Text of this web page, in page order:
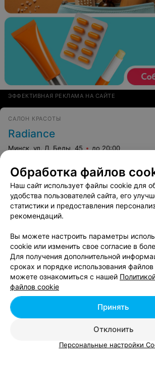
ЭФФЕКТИВНАЯ РЕКЛАМА НА САЙТЕ
САЛОН КРАСОТЫ
Radiance
Минск, ул. Л. Беды, 45 до 20:00
Студия Алеси Зеневич
Холодное восстановление
Цена по запросу
Смотрите также
Обработка файлов
Наш сайт использует файлы cookie для
удобства пользователей сайта, его
статистики и предоставления
рекомендаций.
Вы можете настроить параметры
cookie или изменить свое согласие в
Для получения дополнительной
сроках и порядке использования
можете ознакомиться с нашей
файлов cookie
Отклонить
Принять
Персональные настройки